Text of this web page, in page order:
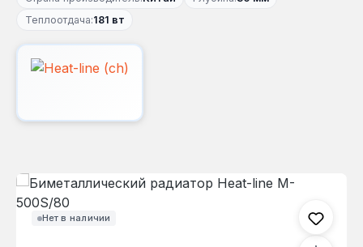
Теплоотдача:181 вт
Нет в наличии
Пропустить галерею изображений